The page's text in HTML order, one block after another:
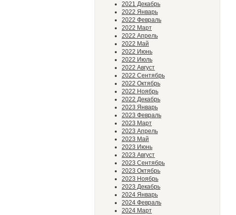
2021 Декабрь
2022 Январь
2022 Февраль
2022 Март
2022 Апрель
2022 Май
2022 Июнь
2022 Июль
2022 Август
2022 Сентябрь
2022 Октябрь
2022 Ноябрь
2022 Декабрь
2023 Январь
2023 Февраль
2023 Март
2023 Апрель
2023 Май
2023 Июнь
2023 Август
2023 Сентябрь
2023 Октябрь
2023 Ноябрь
2023 Декабрь
2024 Январь
2024 Февраль
2024 Март